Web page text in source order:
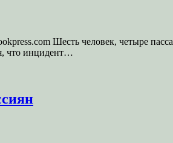
Шесть человек, четыре
что инцидент…